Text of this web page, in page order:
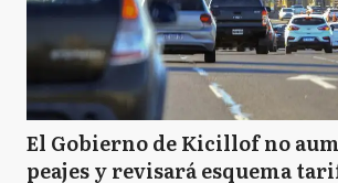
El Gobierno de Kicillof no
peajes y revisará esquema